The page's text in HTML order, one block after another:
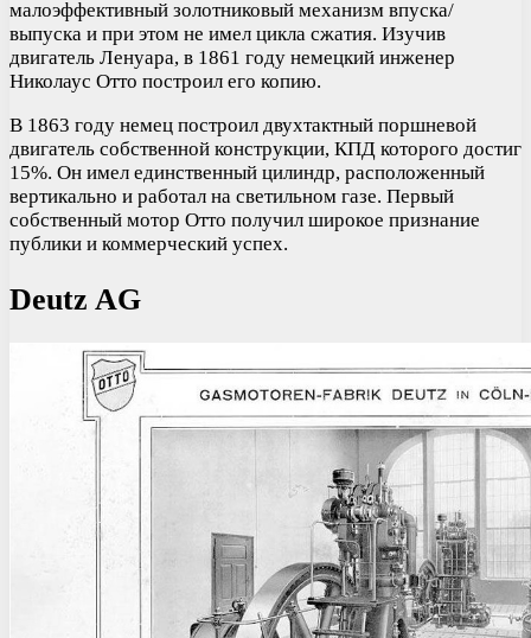
малоэффективный золотниковый механизм впуска/
выпуска и при этом не имел цикла сжатия. Изучив
двигатель Ленуара, в 1861 году немецкий инженер
Николаус Отто построил его копию.
В 1863 году немец построил двухтактный поршневой
двигатель собственной конструкции, КПД которого достиг
15%. Он имел единственный цилиндр, расположенный
вертикально и работал на светильном газе. Первый
собственный мотор Отто получил широкое признание
публики и коммерческий успех.
Deutz AG